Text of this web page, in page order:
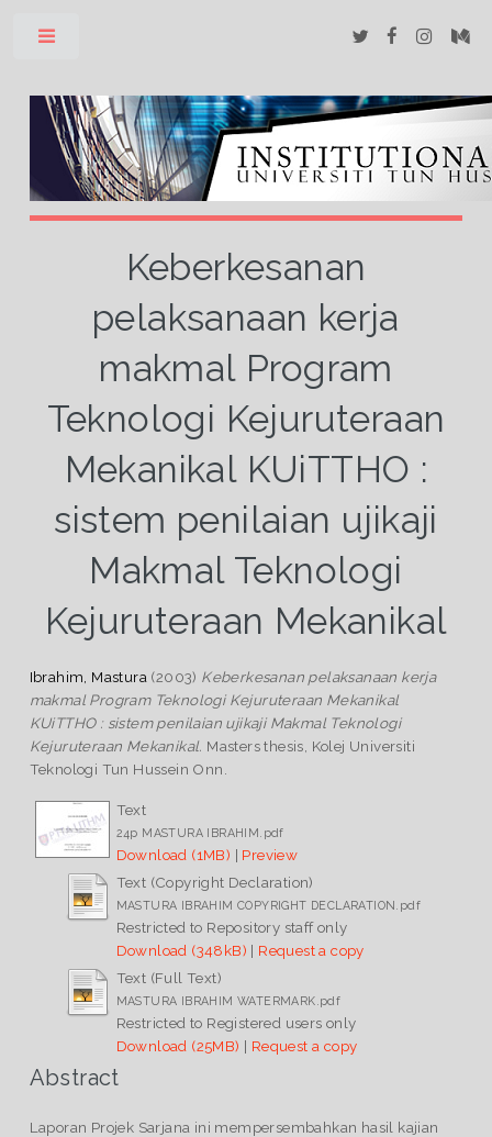
Keberkesanan
pelaksanaan kerja
makmal Program
Teknologi Kejuruteraan
Mekanikal KUiTTHO :
sistem penilaian ujikaji
Makmal Teknologi
Kejuruteraan Mekanikal
Ibrahim, Mastura (2003) Keberkesanan pelaksanaan kerja
makmal Program Teknologi Kejuruteraan Mekanikal
KUiTTHO : sistem penilaian ujikaji Makmal Teknologi
Kejuruteraan Mekanikal. Masters thesis, Kolej Universiti
Teknologi Tun Hussein Onn.
Text
24p MASTURA IBRAHIM.pdf
Download (1MB) | Preview
Text (Copyright Declaration)
MASTURA IBRAHIM COPYRIGHT DECLARATION.pdf
Restricted to Repository staff only
Download (348kB) | Request a copy
Text (Full Text)
MASTURA IBRAHIM WATERMARK.pdf
Restricted to Registered users only
Download (25MB) | Request a copy
Abstract
Laporan Projek Sarjana ini mempersembahkan hasil kajian